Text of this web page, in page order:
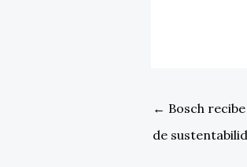
← Bosch
de